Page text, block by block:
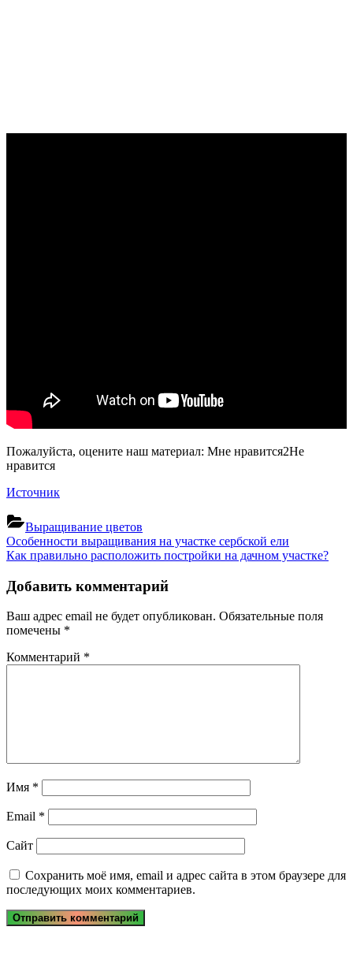
Пожалуйста, оцените наш материал: Мне нравится2Не
нравится
Источник
Выращивание цветов
Навигация
по
записям
Previous
Post:
Особенности выращивания на участке сербской ели
Next
Как правильно расположить постройки на дачном участке?
Добавить комментарий
Ваш адрес email не будет опубликован. Обязательные поля
помечены *
Комментарий *
Имя *
Email *
Сайт
Сохранить моё имя, email и адрес сайта в этом браузере для
последующих моих комментариев.